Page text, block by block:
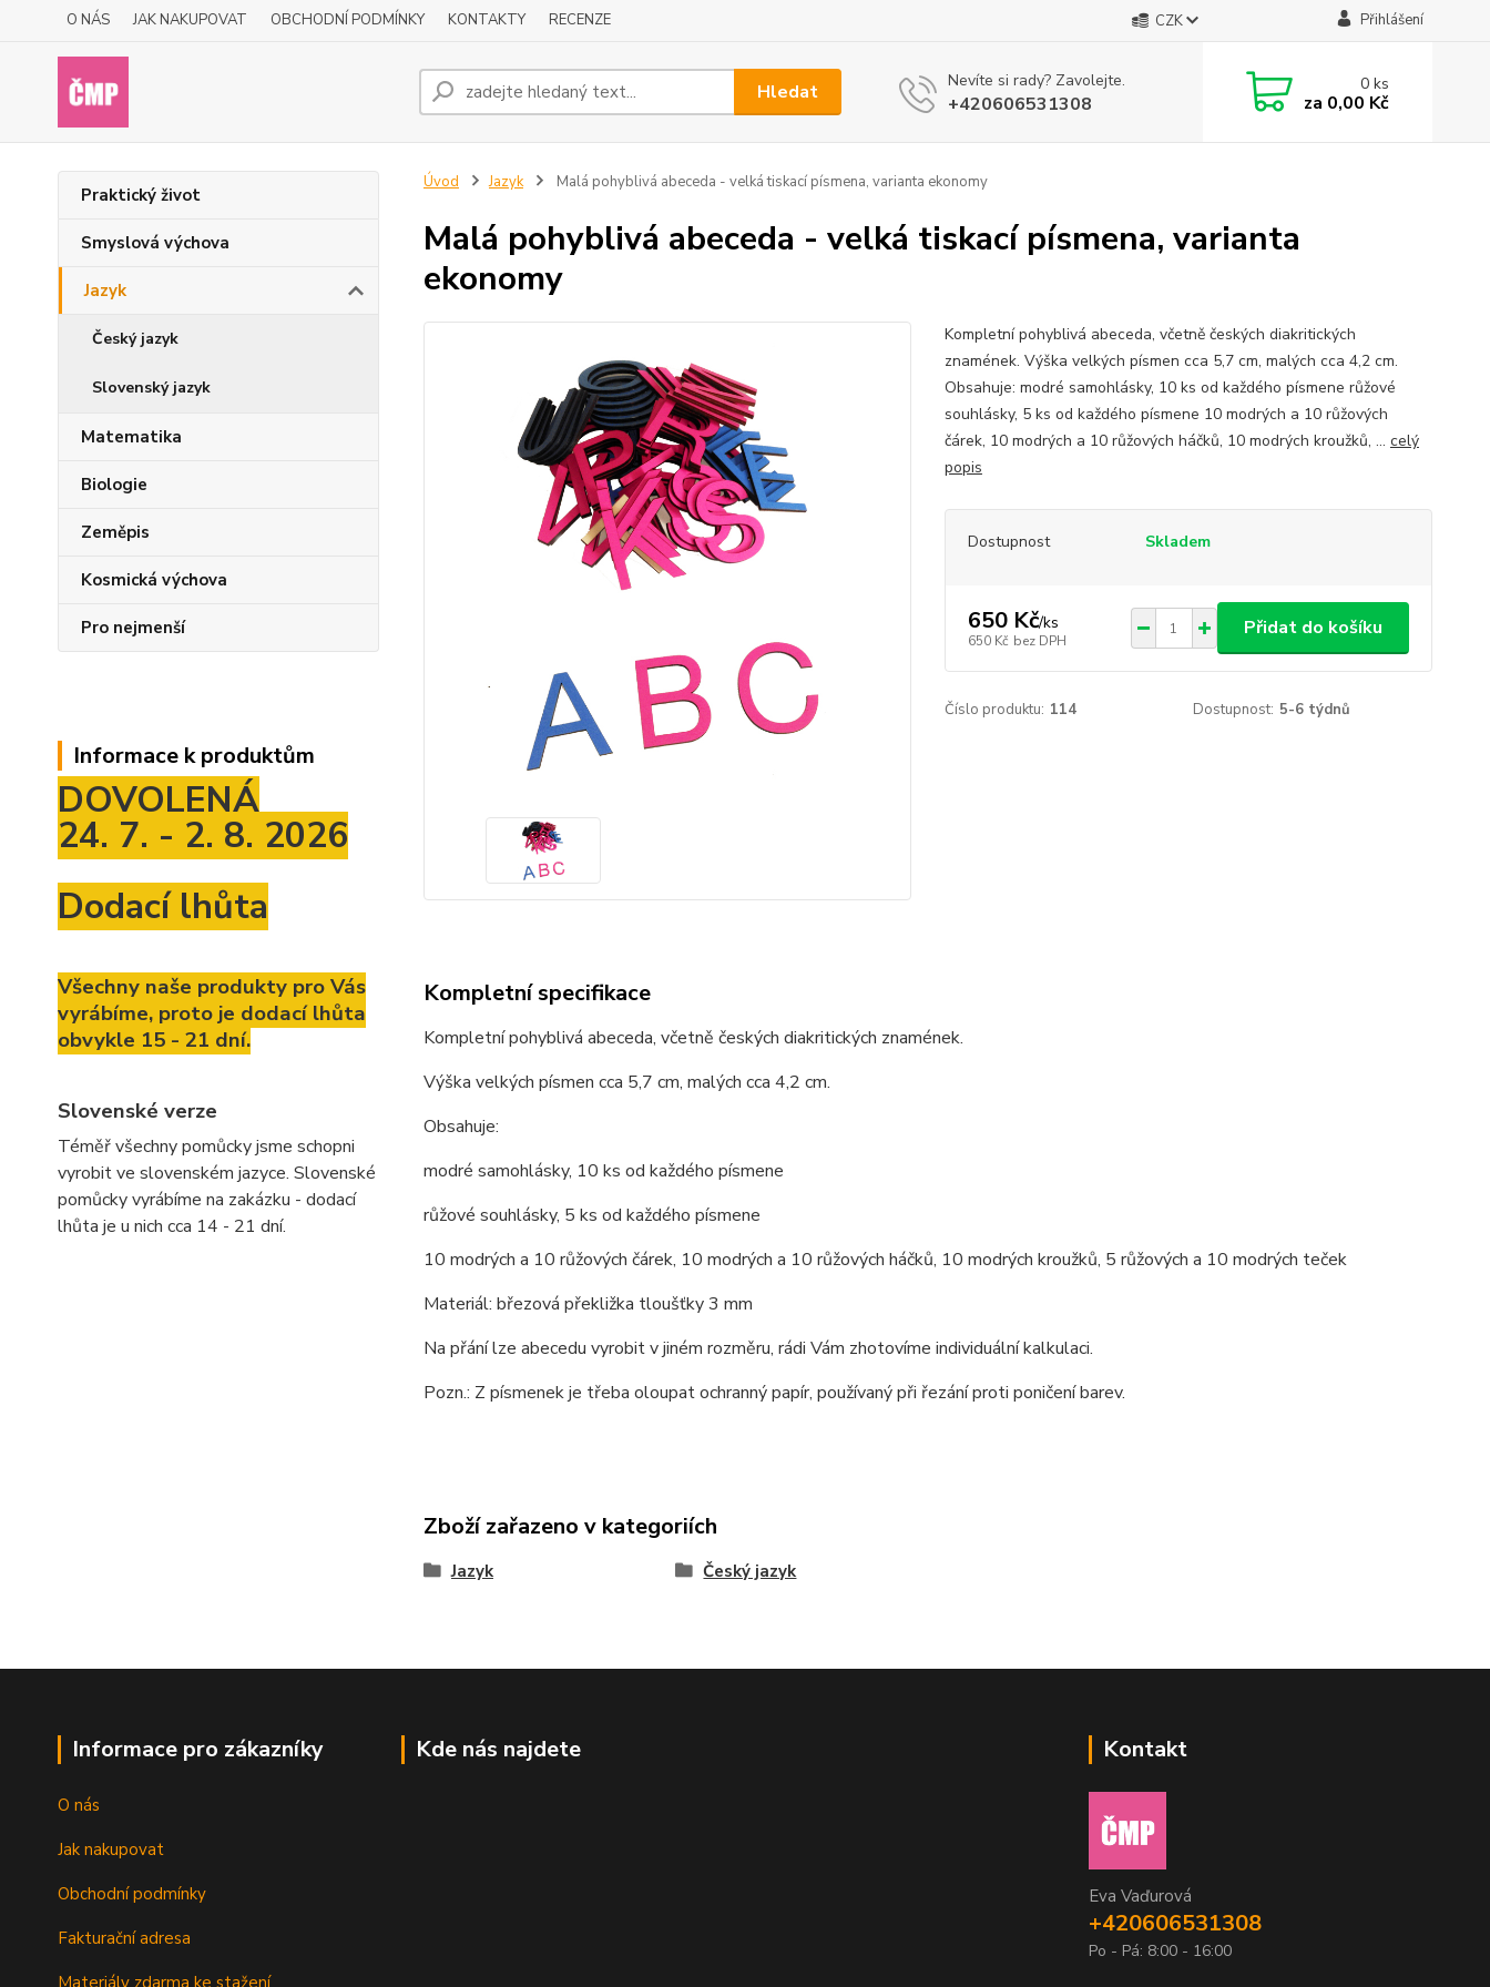
O NÁS JAK NAKUPOVAT OBCHODNÍ PODMÍNKY KONTAKTY RECENZE CZK Přihlášení
Hledat Nevíte si rady? Zavolejte.
+420606531308
0ks
za 0,00 Kč
Praktický život
Smyslová výchova
Jazyk
Český jazyk
Slovenský jazyk
Matematika
Biologie
Zeměpis
Kosmická výchova
Pro nejmenší
Informace k produktům
DOVOLENÁ
24. 7. - 2. 8. 2026
Dodací lhůta
Všechny naše produkty pro Vás
vyrábíme, proto je dodací lhůta
obvykle 15 - 21 dní.
Slovenské verze
Téměř všechny pomůcky jsme schopni
vyrobit ve slovenském jazyce. Slovenské
pomůcky vyrábíme na zakázku - dodací
lhůta je u nich cca 14 - 21 dní.
Úvod Jazyk Malá pohyblivá abeceda - velká tiskací písmena, varianta ekonomy
Malá pohyblivá abeceda - velká tiskací písmena, varianta
ekonomy
Kompletní pohyblivá abeceda, včetně českých diakritických
znamének. Výška velkých písmen cca 5,7 cm, malých cca 4,2 cm.
Obsahuje: modré samohlásky, 10 ks od každého písmene růžové
souhlásky, 5 ks od každého písmene 10 modrých a 10 růžových
čárek, 10 modrých a 10 růžových háčků, 10 modrých kroužků, ... celý
popis
Dostupnost Skladem
650 Kč/ks
650 Kč bez DPH
Přidat do košíku
Číslo produktu: 114 Dostupnost: 5-6 týdnů
Kompletní specifikace
Kompletní pohyblivá abeceda, včetně českých diakritických znamének.
Výška velkých písmen cca 5,7 cm, malých cca 4,2 cm.
Obsahuje:
modré samohlásky, 10 ks od každého písmene
růžové souhlásky, 5 ks od každého písmene
10 modrých a 10 růžových čárek, 10 modrých a 10 růžových háčků, 10 modrých kroužků, 5 růžových a 10 modrých teček
Materiál: březová překližka tloušťky 3 mm
Na přání lze abecedu vyrobit v jiném rozměru, rádi Vám zhotovíme individuální kalkulaci.
Pozn.: Z písmenek je třeba oloupat ochranný papír, používaný při řezání proti poničení barev.
Zboží zařazeno v kategoriích
Jazyk Český jazyk
Informace pro zákazníky
O nás
Jak nakupovat
Obchodní podmínky
Fakturační adresa
Materiály zdarma ke stažení
Kde nás najdete Kontakt
Eva Vaďurová
+420606531308
Po - Pá: 8:00 - 16:00